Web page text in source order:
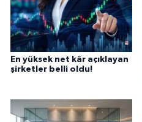
En yüksek net kâr açıklayan
şirketler belli oldu!